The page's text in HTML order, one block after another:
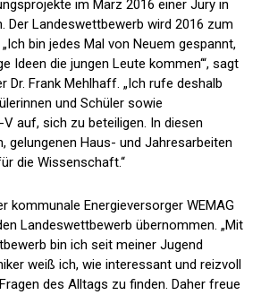
im März 2016 einer Jury in
Der Landeswettbewerb wird 2016 zum
bin jedes Mal von Neuem gespannt,
Ideen die jungen Leute kommen‘“, sagt
Dr. Frank Mehlhaff. „Ich rufe deshalb
und Schüler sowie
auf, sich zu beteiligen. In diesen
gelungenen Haus- und Jahresarbeiten
die Wissenschaft.“
kommunale Energieversorger WEMAG
Landeswettbewerb übernommen. „Mit
bin ich seit meiner Jugend
weiß ich, wie interessant und reizvoll
des Alltags zu finden. Daher freue